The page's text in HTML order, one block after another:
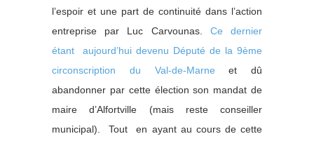
l’espoir et une part de continuité dans l’action
entreprise par Luc Carvounas. Ce dernier
étant aujourd’hui devenu Député de la 9ème
circonscription du Val-de-Marne et dû
abandonner par cette élection son mandat de
maire d’Alfortville (mais reste conseiller
municipal). Tout en ayant au cours de cette